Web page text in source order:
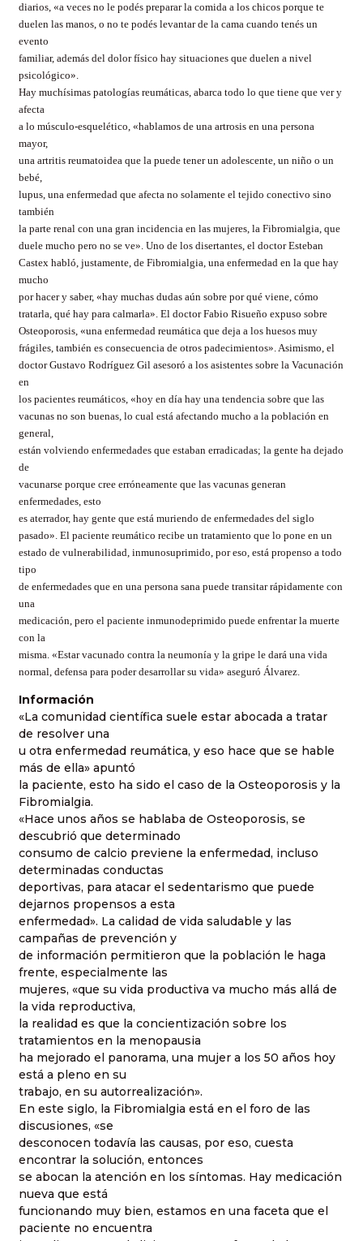
diarios, «a veces no le podés preparar la comida a los chicos porque te
duelen las manos, o no te podés levantar de la cama cuando tenés un
evento
familiar, además del dolor físico hay situaciones que duelen a nivel
psicológico».
Hay muchísimas patologías reumáticas, abarca todo lo que tiene que ver y
afecta
a lo músculo-esquelético, «hablamos de una artrosis en una persona
mayor,
una artritis reumatoidea que la puede tener un adolescente, un niño o un
bebé,
lupus, una enfermedad que afecta no solamente el tejido conectivo sino
también
la parte renal con una gran incidencia en las mujeres, la Fibromialgia, que
duele mucho pero no se ve». Uno de los disertantes, el doctor Esteban
Castex habló, justamente, de Fibromialgia, una enfermedad en la que hay
mucho
por hacer y saber, «hay muchas dudas aún sobre por qué viene, cómo
tratarla, qué hay para calmarla». El doctor Fabio Risueño expuso sobre
Osteoporosis, «una enfermedad reumática que deja a los huesos muy
frágiles, también es consecuencia de otros padecimientos». Asimismo, el
doctor Gustavo Rodríguez Gil asesoró a los asistentes sobre la Vacunación
en
los pacientes reumáticos, «hoy en día hay una tendencia sobre que las
vacunas no son buenas, lo cual está afectando mucho a la población en
general,
están volviendo enfermedades que estaban erradicadas; la gente ha dejado
de
vacunarse porque cree erróneamente que las vacunas generan
enfermedades, esto
es aterrador, hay gente que está muriendo de enfermedades del siglo
pasado». El paciente reumático recibe un tratamiento que lo pone en un
estado de vulnerabilidad, inmunosuprimido, por eso, está propenso a todo
tipo
de enfermedades que en una persona sana puede transitar rápidamente con
una
medicación, pero el paciente inmunodeprimido puede enfrentar la muerte
con la
misma. «Estar vacunado contra la neumonía y la gripe le dará una vida
normal, defensa para poder desarrollar su vida» aseguró Álvarez.
Información
«La comunidad científica suele estar abocada a tratar
de resolver una
u otra enfermedad reumática, y eso hace que se hable
más de ella» apuntó
la paciente, esto ha sido el caso de la Osteoporosis y la
Fibromialgia.
«Hace unos años se hablaba de Osteoporosis, se
descubrió que determinado
consumo de calcio previene la enfermedad, incluso
determinadas conductas
deportivas, para atacar el sedentarismo que puede
dejarnos propensos a esta
enfermedad». La calidad de vida saludable y las
campañas de prevención y
de información permitieron que la población le haga
frente, especialmente las
mujeres, «que su vida productiva va mucho más allá de
la vida reproductiva,
la realidad es que la concientización sobre los
tratamientos en la menopausia
ha mejorado el panorama, una mujer a los 50 años hoy
está a pleno en su
trabajo, en su autorrealización».
En este siglo, la Fibromialgia está en el foro de las
discusiones, «se
desconocen todavía las causas, por eso, cuesta
encontrar la solución, entonces
se abocan la atención en los síntomas. Hay medicación
nueva que está
funcionando muy bien, estamos en una faceta que el
paciente no encuentra